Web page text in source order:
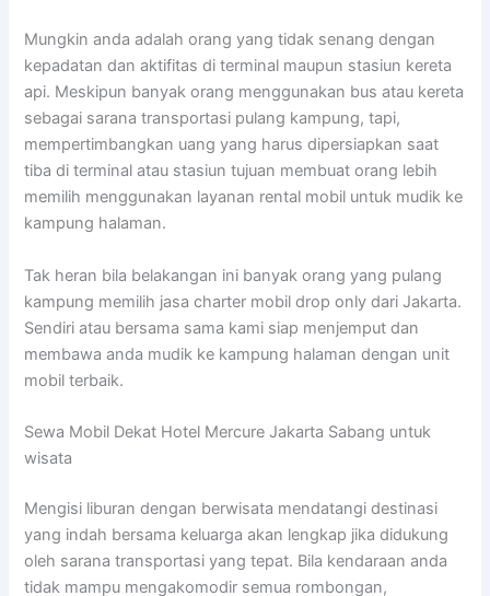
Mungkin anda adalah orang yang tidak senang dengan
kepadatan dan aktifitas di terminal maupun stasiun kereta
api. Meskipun banyak orang menggunakan bus atau kereta
sebagai sarana transportasi pulang kampung, tapi,
mempertimbangkan uang yang harus dipersiapkan saat
tiba di terminal atau stasiun tujuan membuat orang lebih
memilih menggunakan layanan rental mobil untuk mudik ke
kampung halaman.
Tak heran bila belakangan ini banyak orang yang pulang
kampung memilih jasa charter mobil drop only dari Jakarta.
Sendiri atau bersama sama kami siap menjemput dan
membawa anda mudik ke kampung halaman dengan unit
mobil terbaik.
Sewa Mobil Dekat Hotel Mercure Jakarta Sabang untuk
wisata
Mengisi liburan dengan berwisata mendatangi destinasi
yang indah bersama keluarga akan lengkap jika didukung
oleh sarana transportasi yang tepat. Bila kendaraan anda
tidak mampu mengakomodir semua rombongan,